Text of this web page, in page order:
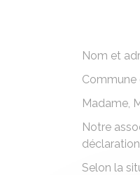
Nom et
Commune
Madame,
Notre
déclaration
Selon la